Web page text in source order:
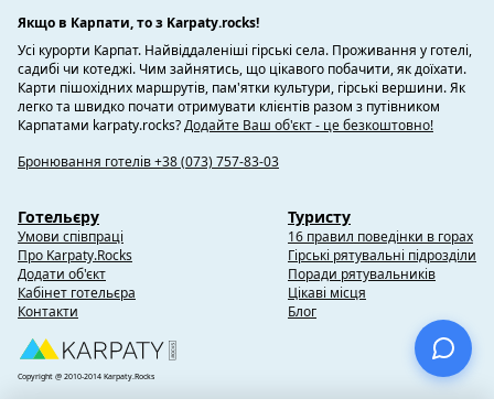
Якщо в Карпати, то з Karpaty.rocks!
Усі курорти Карпат. Найвіддаленіші гірські села. Проживання у готелі,
садибі чи котеджі. Чим зайнятись, що цікавого побачити, як доїхати.
Карти пішохідних маршрутів, пам'ятки культури, гірські вершини. Як
легко та швидко почати отримувати клієнтів разом з путівником
Карпатами karpaty.rocks?Додайте Ваш об'єкт - це безкоштовно!
Бронювання готелів +38 (073) 757-83-03
Готельєру
Умови співпраці
Про Karpaty.Rocks
Додати об'єкт
Кабінет готельєра
Контакти
Туристу
16 правил поведінки в горах
Гірські рятувальні підрозділи
Поради рятувальників
Цікаві місця
Блог
Copyright @ 2010-2014 Karpaty.Rocks